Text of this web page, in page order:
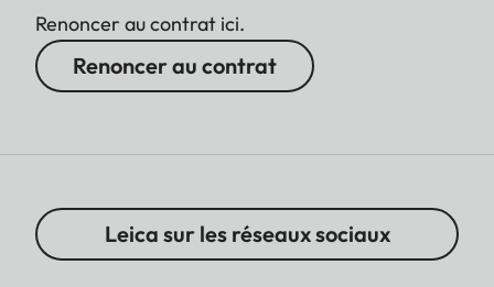
Renoncer au contrat ici.
Renoncer au contrat
Leica sur les réseaux sociaux